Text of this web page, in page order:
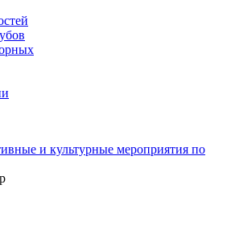
и культурные мероприятия по